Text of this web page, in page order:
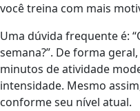
você treina com mais
Uma dúvida frequente é:
semana?”. De forma
minutos de atividade
intensidade. Mesmo
conforme seu nível atual.